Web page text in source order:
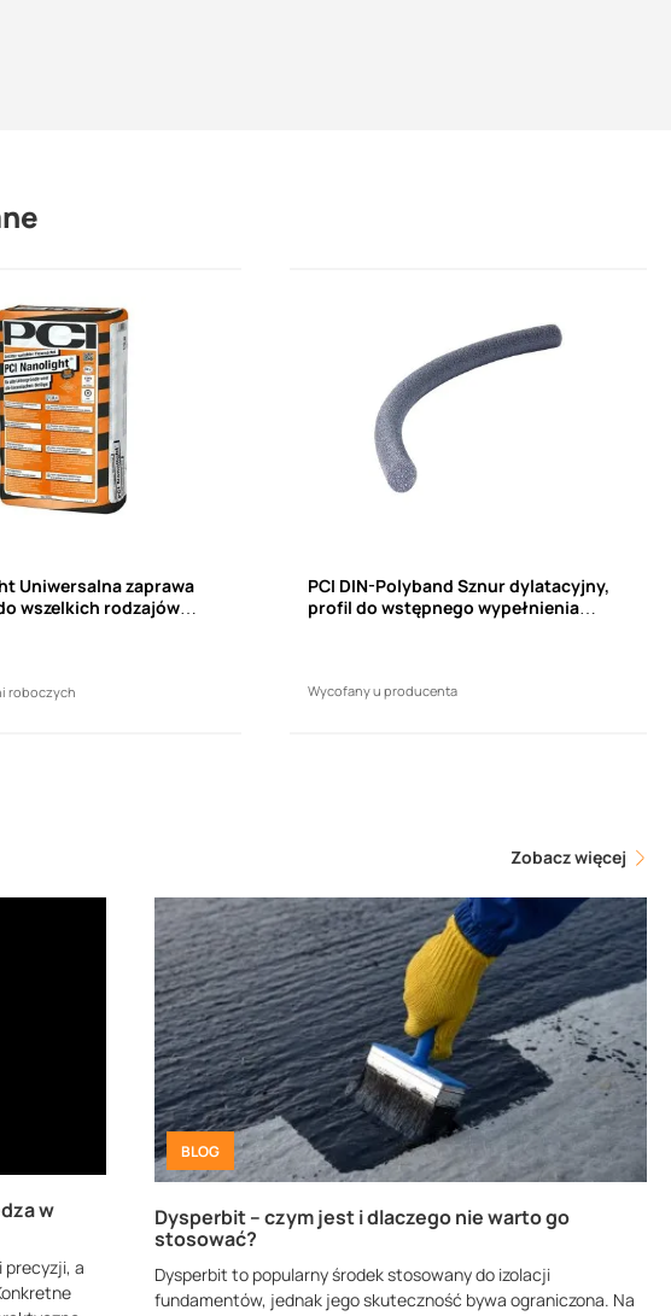
Uniwersalna zaprawa
wszelkich rodzajów
roboczych
PCI DIN-Polyband Sznur dylatacyjny,
profil do wstępnego wypełnienia
Wycofany u producenta
Zobacz więcej
w
precyzji, a
BLOG
Dysperbit – czym jest i dlaczego nie warto go
stosować?
Dysperbit to popularny środek stosowany do izolacji
fundamentów, jednak jego skuteczność bywa ograniczona. Na